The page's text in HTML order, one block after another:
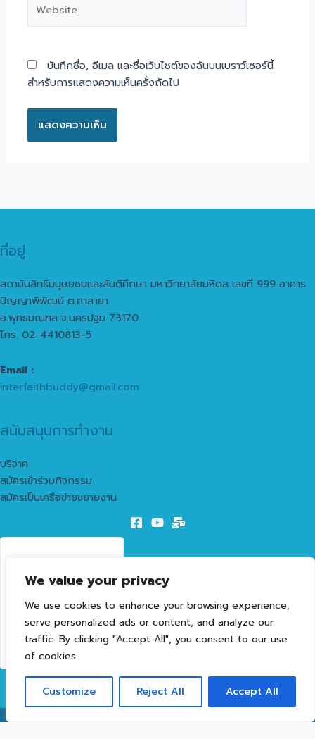
We value your privacy
We use cookies to enhance your browsing experience,
serve personalized ads or content, and analyze our
traffic. By clicking "Accept All", you consent to our use
of cookies.
Customize Reject All Accept All
บันทึกชื่อ, อีเมล และชื่อเว็บไซต์ของฉันบนเบราว์เซอร์นี้
สำหรับการแสดงความเห็นครั้งถัดไป
ที่อยู่
สถาบันสิทธิมนุษยชนและสันติศึกษา มหาวิทยาลัยมหิดล เลขที่ 999 อาคาร
ปัญญาพิพัฒน์ ต.ศาลายา
อ.พุทธมณฑล จ.นครปฐม 73170
โทร. 02-4410813-5
Email :
interfaithbuddy@gmail.com
สนับสนุนการทำงาน
บริจาค
สมัครเข้าร่วมกิจกรรม
สมัครเป็นเครือข่ายขยายงาน
LIVE VISITORS